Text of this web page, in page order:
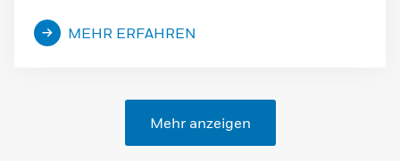
MEHR ERFAHREN
Mehr anzeigen